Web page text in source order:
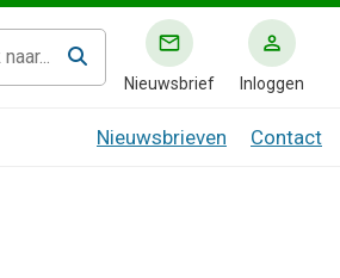
Nieuwsbrief Inloggen
Nieuwsbrieven Contact